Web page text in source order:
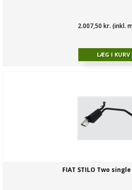
2.007,50 kr. (inkl.
FIAT STILO Two